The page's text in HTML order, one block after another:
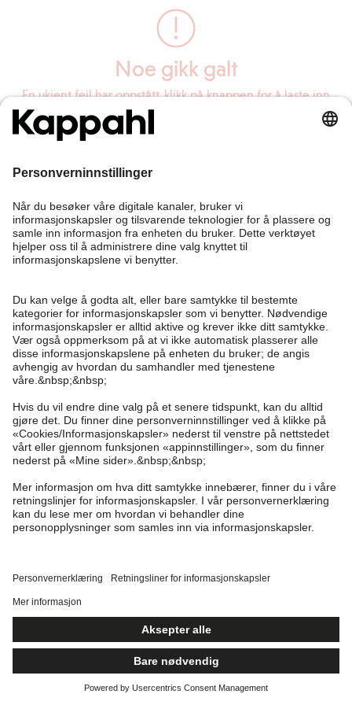
Noe gikk galt
En ukjent feil har oppstått, klikk på knappen for å laste inn
siden på nytt.